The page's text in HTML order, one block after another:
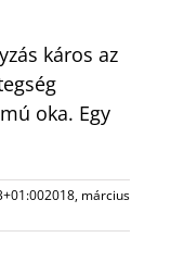
káros az
oka. Egy
2018, március